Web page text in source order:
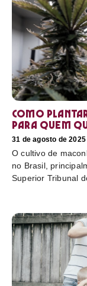
Como
para quem
31 de agosto de 2025
O cultivo de
no Brasil,
Superior Tribunal